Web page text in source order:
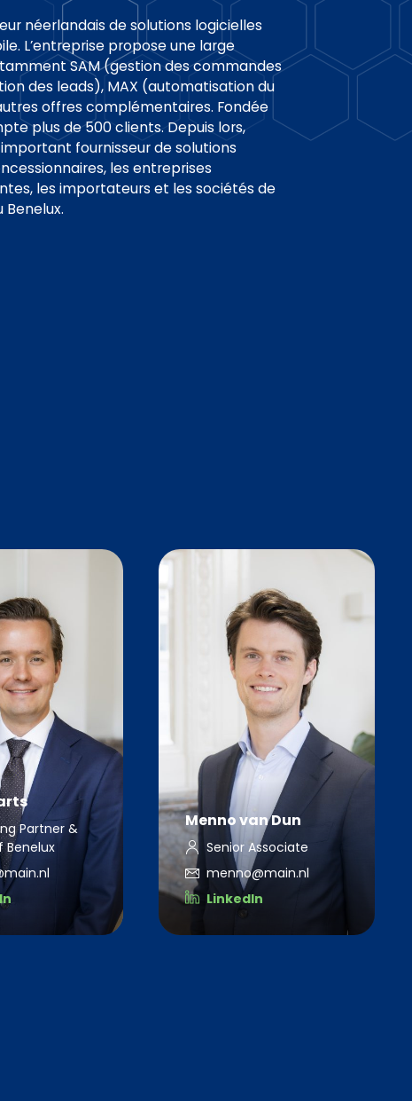
néerlandais de solutions logicielles
L’entreprise propose une large
SAM (gestion des commandes
des leads), MAX (automatisation du
offres complémentaires. Fondée
plus de 500 clients. Depuis lors,
fournisseur de solutions
les entreprises
les importateurs et les sociétés de
Benelux.
Partner &
Benelux
Menno van Dun
Senior Associate
menno@main.nl
LinkedIn